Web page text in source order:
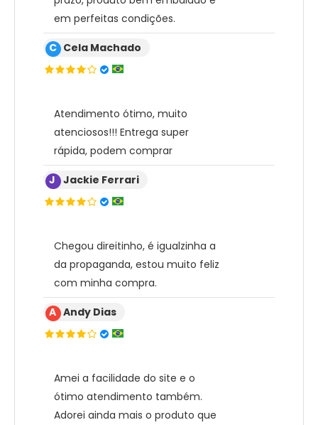
em perfeitas condições.
C Cela Machado
Atendimento ótimo, muito
atenciosos!!! Entrega super
rápida, podem comprar
J Jackie Ferrari
Chegou direitinho, é igualzinha a
da propaganda, estou muito feliz
com minha compra.
A Andy Dias
Amei a facilidade do site e o
ótimo atendimento também.
Adorei ainda mais o produto que